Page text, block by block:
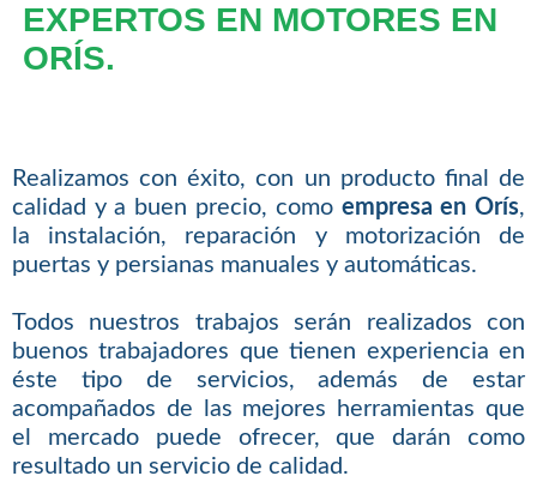
EXPERTOS EN MOTORES EN
ORÍS.
Realizamos con éxito, con un producto final de
calidad y a buen precio, como empresa en Orís,
la instalación, reparación y motorización de
puertas y persianas manuales y automáticas.
Todos nuestros trabajos serán realizados con
buenos trabajadores que tienen experiencia en
éste tipo de servicios, además de estar
acompañados de las mejores herramientas que
el mercado puede ofrecer, que darán como
resultado un servicio de calidad.